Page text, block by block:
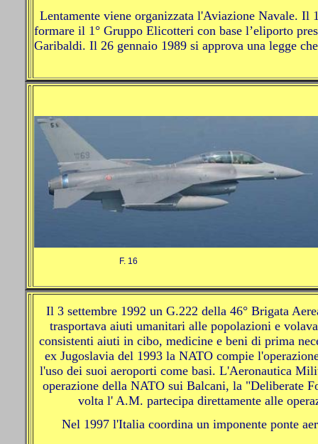
Lentamente viene organizzata l'Aviazione Navale.
formare il 1° Gruppo Elicotteri con base l’eliporto
Garibaldi. Il 26 gennaio 1989 si approva una legge
F. 16
Il 3 settembre 1992 un G.222 della 46° Brigata
trasportava aiuti umanitari alle popolazioni e
consistenti aiuti in cibo, medicine e beni di prima
ex Jugoslavia del 1993 la NATO compie
l'uso dei suoi aeroporti come basi. L'Aeronautica
operazione della NATO sui Balcani, la "Deliberate
volta l' A.M. partecipa direttamente alle
Nel 1997 l'Italia coordina un imponente ponte